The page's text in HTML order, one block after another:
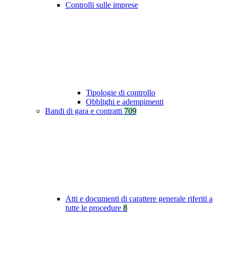
Controlli sulle imprese
Tipologie di controllo
Obblighi e adempimenti
Bandi di gara e contratti 709
Atti e documenti di carattere generale riferiti a
tutte le procedure 8